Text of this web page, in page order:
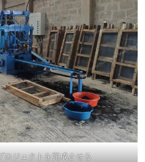
ロジェクトを完成させる